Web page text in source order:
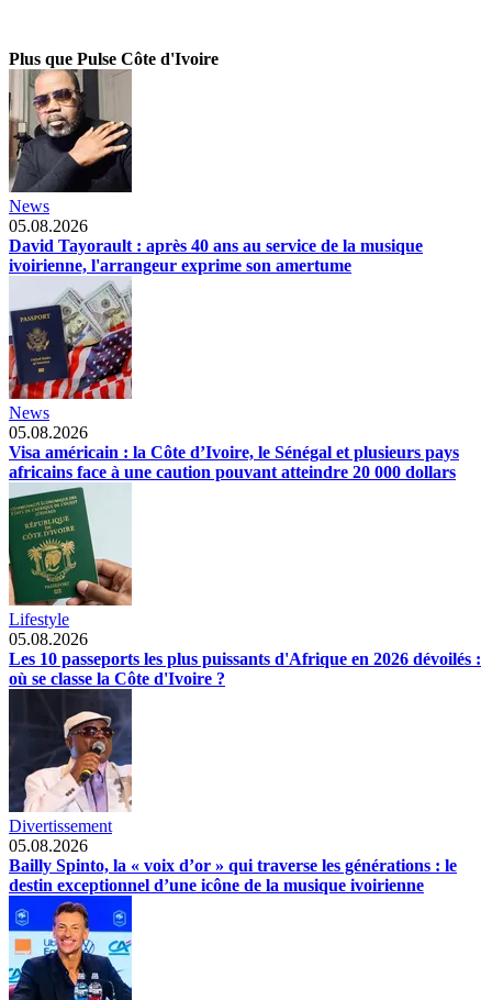
Plus que Pulse Côte d'Ivoire
News
05.08.2026
David Tayorault : après 40 ans au service de la musique
ivoirienne, l'arrangeur exprime son amertume
News
05.08.2026
Visa américain : la Côte d’Ivoire, le Sénégal et plusieurs pays
africains face à une caution pouvant atteindre 20 000 dollars
Lifestyle
05.08.2026
Les 10 passeports les plus puissants d'Afrique en 2026 dévoilés :
où se classe la Côte d'Ivoire ?
Divertissement
05.08.2026
Bailly Spinto, la « voix d’or » qui traverse les générations : le
destin exceptionnel d’une icône de la musique ivoirienne